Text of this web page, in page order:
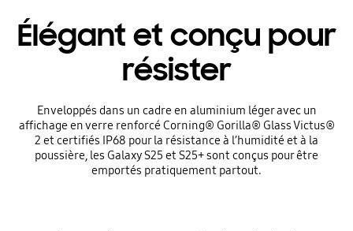
Élégant et conçu pour
résister
Enveloppés dans un cadre en aluminium léger avec un
affichage en verre renforcé Corning® Gorilla® Glass Victus®
2 et certifiés IP68 pour la résistance à l’humidité et à la
poussière, les Galaxy S25 et S25+ sont conçus pour être
emportés pratiquement partout.